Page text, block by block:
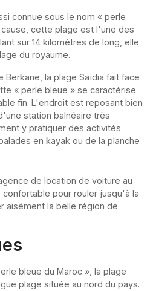
connue sous le nom « perle
cette plage est l'une des
sur 14 kilomètres de long, elle
du royaume.
Berkane, la plage Saïdia fait face
« perle bleue » se caractérise
fin. L'endroit est reposant bien
station balnéaire très
y pratiquer des activités
en kayak ou de la planche
de location de voiture au
confortable pour rouler jusqu'à la
aisément la belle région de
bleue du Maroc », la plage
plage située au nord du pays.